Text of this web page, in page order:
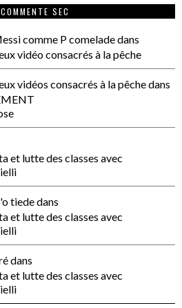
SEC
comme P comeladedans
vidéo consacrés à la pêche
vidéos consacrés à la pêchedans
et lutte des classes avec
tiededans
et lutte des classes avec
dans
et lutte des classes avec